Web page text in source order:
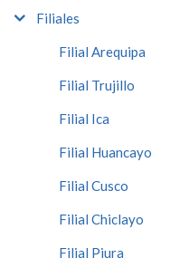
Filiales
Filial Arequipa
Filial Trujillo
Filial Ica
Filial Huancayo
Filial Cusco
Filial Chiclayo
Filial Piura